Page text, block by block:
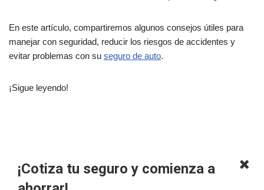
En este artículo, compartiremos algunos consejos útiles para
manejar con seguridad, reducir los riesgos de accidentes y
evitar problemas con su seguro de auto.
¡Sigue leyendo!
¡Cotiza tu seguro y comienza a